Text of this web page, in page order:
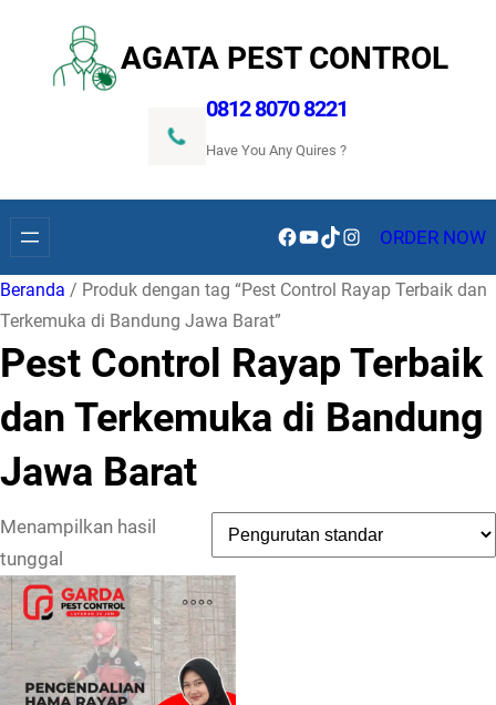
konten
AGATA PEST CONTROL
0812 8070 8221
Have You Any Quires ?
Facebook
YouTube
TikTokInstagramORDER NOW
Beranda / Produk dengan tag “Pest Control Rayap Terbaik dan
Terkemuka di Bandung Jawa Barat”
Pest Control Rayap Terbaik
dan Terkemuka di Bandung
Jawa Barat
Menampilkan hasil
tunggal